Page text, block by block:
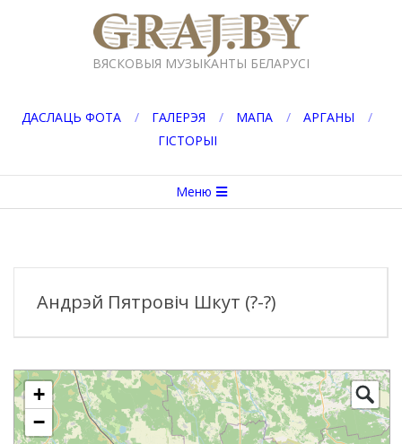
GRAJ.BY
ВЯСКОВЫЯ МУЗЫКАНТЫ БЕЛАРУСІ
ДАСЛАЦЬ ФОТА ГАЛЕРЭЯ МАПА
АРГАНЫ
ГІСТОРЫІ
меню
Меню
Андрэй Пятровіч Шкут (?-?)
+
−